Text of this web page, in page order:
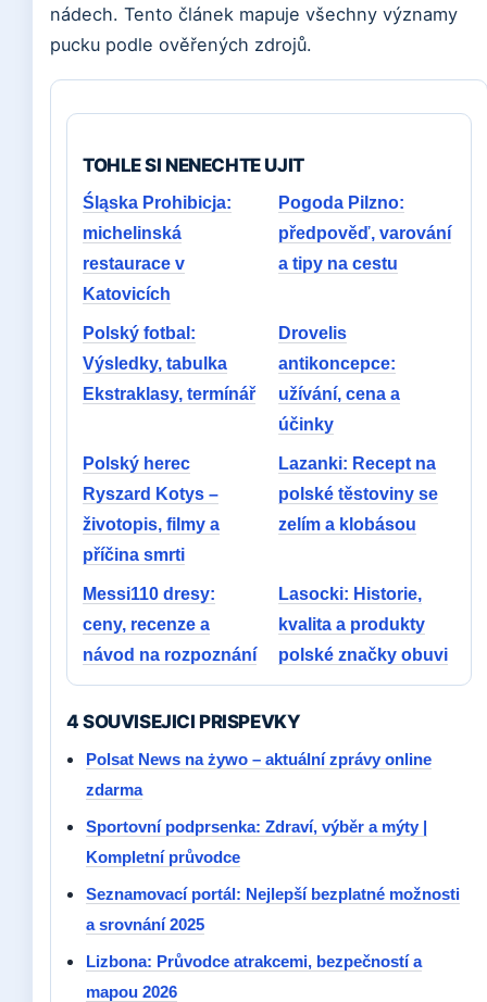
nádech. Tento článek mapuje všechny významy
pucku podle ověřených zdrojů.
TOHLE SI NENECHTE UJIT
Śląska Prohibicja:
michelinská
restaurace v
Katovicích
Pogoda Pilzno:
předpověď, varování
a tipy na cestu
Polský fotbal:
Výsledky, tabulka
Ekstraklasy, termínář
Drovelis
antikoncepce:
užívání, cena a
účinky
Polský herec
Ryszard Kotys –
životopis, filmy a
příčina smrti
Lazanki: Recept na
polské těstoviny se
zelím a klobásou
Messi110 dresy:
ceny, recenze a
návod na rozpoznání
Lasocki: Historie,
kvalita a produkty
polské značky obuvi
4 SOUVISEJICI PRISPEVKY
Polsat News na żywo – aktuální zprávy online
zdarma
Sportovní podprsenka: Zdraví, výběr a mýty |
Kompletní průvodce
Seznamovací portál: Nejlepší bezplatné možnosti
a srovnání 2025
Lizbona: Průvodce atrakcemi, bezpečností a
mapou 2026